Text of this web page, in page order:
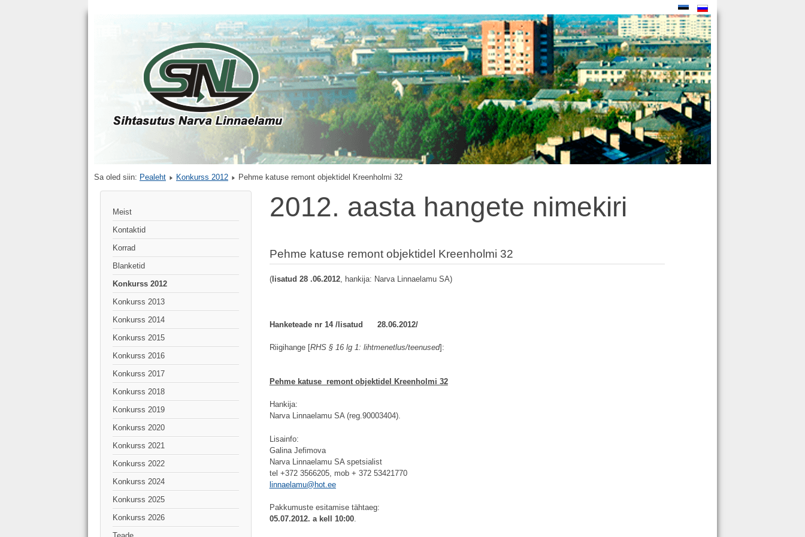
Sa oled siin: Pealeht Konkurss 2012 Pehme katuse remont objektidel Kreenholmi 32
Meist
Kontaktid
Korrad
Blanketid
Konkurss 2012
Konkurss 2013
Konkurss 2014
Konkurss 2015
Konkurss 2016
Konkurss 2017
Konkurss 2018
Konkurss 2019
Konkurss 2020
Konkurss 2021
Konkurss 2022
Konkurss 2024
Konkurss 2025
Konkurss 2026
2012. aasta hangete nimekiri
Pehme katuse remont objektidel Kreenholmi 32
(lisatud 28 .06.2012, hankija: Narva Linnaelamu SA)
Hanketeade nr 14 /lisatud 28.06.2012/
Riigihange [RHS § 16 lg 1: lihtmenetlus/teenused]:
Pehme katuse remont objektidel Kreenholmi 32
Hankija:
Narva Linnaelamu SA (reg.90003404).
Lisainfo:
Galina Jefimova
Narva Linnaelamu SA spetsialist
tel +372 3566205, mob + 372 53421770
linnaelamu@hot.ee
Pakkumuste esitamise tähtaeg:
05.07.2012. a kell 10:00.